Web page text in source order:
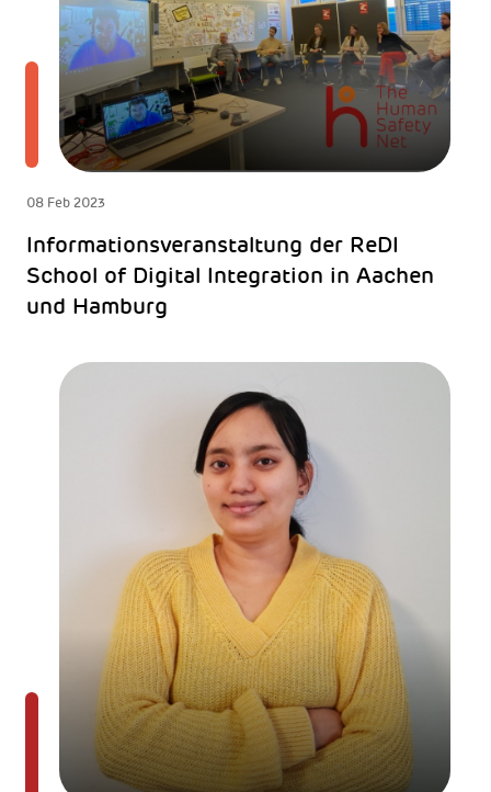
08 Feb 2023
Informationsveranstaltung der ReDI
School of Digital Integration in Aachen
und Hamburg